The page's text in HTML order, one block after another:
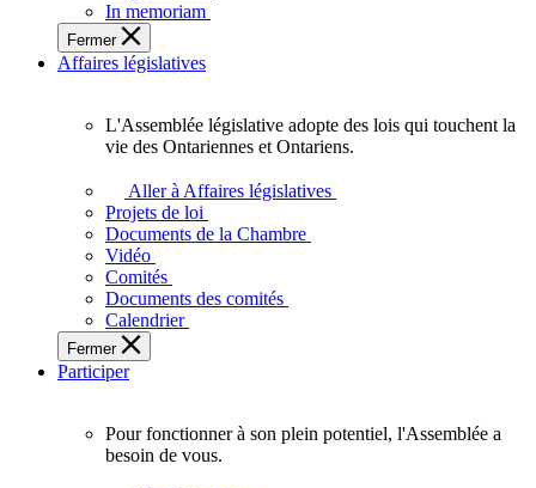
sein
de
l'Assemblée
législative
l'Ontario.
In memoriam
Fermer
Affaires législatives
L'Assemblée
adopte
touchent
des
Ontariennes
et
L'Assemblée législative adopte des lois qui touchent la
vie des Ontariennes et Ontariens.
Aller à Affaires législatives
Projets de loi
Documents de la Chambre
Vidéo
Comités
Documents des comités
Calendrier
Fermer
Participer
Pour fonctionner à son plein potentiel, l'Assemblée a
besoin de vous.